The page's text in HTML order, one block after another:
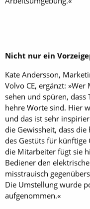
Nicht nur ein
Kate Andersson,
Volvo CE, ergänzt:
sehen und spüren,
hehre Worte sind. Hier
und das ist sehr
die Gewissheit, dass
des Gestüts für künftige
die Mitarbeiter fügt sie
Bediener den
misstrauisch
Die Umstellung wurde
aufgenommen.«